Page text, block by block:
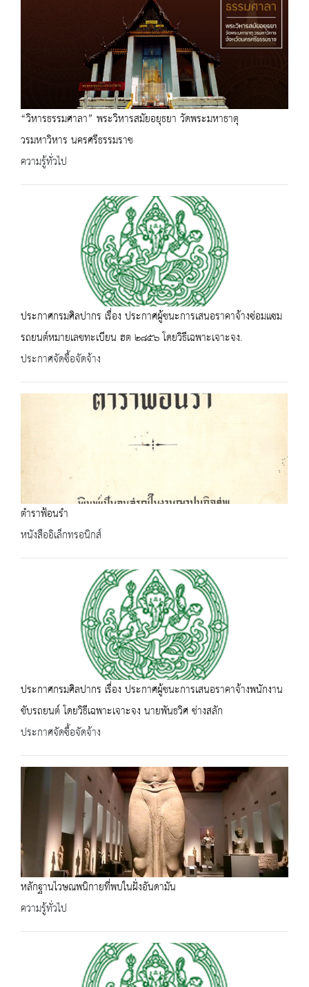
“วิหารธรรมศาลา” พระวิหารสมัยอยุธยา วัดพระมหาธาตุ
วรมหาวิหาร นครศรีธรรมราช
ความรู้ทั่วไป
ประกาศกรมศิลปากร เรื่อง ประกาศผู้ชนะการเสนอราคาจ้างซ่อมแซม
รถยนต์หมายเลขทะเบียน ฮต ๒๘๕๖ โดยวิธีเฉพาะเจาะจง.
ประกาศจัดซื้อจัดจ้าง
ตำราฟ้อนรำ
หนังสืออิเล็กทรอนิกส์
ประกาศกรมศิลปากร เรื่อง ประกาศผู้ชนะการเสนอราคาจ้างพนักงาน
ขับรถยนต์ โดยวิธีเฉพาะเจาะจง นายพันธวิศ ช่างสลัก
ประกาศจัดซื้อจัดจ้าง
หลักฐานไวษณพนิกายที่พบในฝั่งอันดามัน
ความรู้ทั่วไป